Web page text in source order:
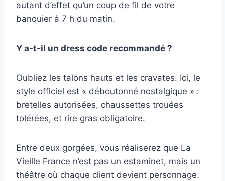
autant d’effet qu’un coup de fil de votre
banquier à 7 h du matin.
Y a-t-il un dress code recommandé ?
Oubliez les talons hauts et les cravates. Ici, le
style officiel est « déboutonné nostalgique » :
bretelles autorisées, chaussettes trouées
tolérées, et rire gras obligatoire.
Entre deux gorgées, vous réaliserez que La
Vieille France n’est pas un estaminet, mais un
théâtre où chaque client devient personnage.